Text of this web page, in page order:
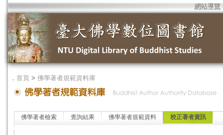
網站導覽
． 首頁 > 佛學著者規範資料庫
佛學著者檢索 查詢結果 佛學著者規範資料 校正著者資訊